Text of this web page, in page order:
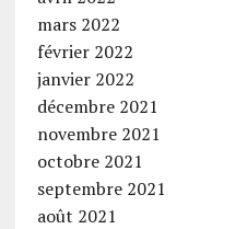
mars 2022
février 2022
janvier 2022
décembre 2021
novembre 2021
octobre 2021
septembre 2021
août 2021